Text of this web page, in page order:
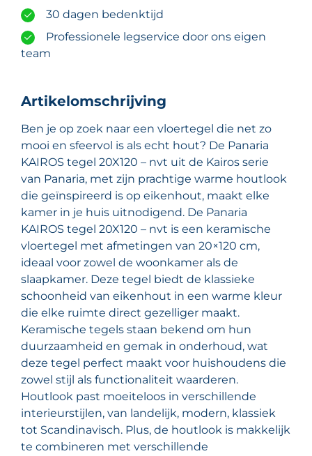
Artikelomschrijving
Ben je op zoek naar een vloertegel die net zo
mooi en sfeervol is als echt hout? De Panaria
KAIROS tegel 20X120 – nvt uit de Kairos serie
van Panaria, met zijn prachtige warme houtlook
die geïnspireerd is op eikenhout, maakt elke
kamer in je huis uitnodigend. De Panaria
KAIROS tegel 20X120 – nvt is een keramische
vloertegel met afmetingen van 20×120 cm,
ideaal voor zowel de woonkamer als de
slaapkamer. Deze tegel biedt de klassieke
schoonheid van eikenhout in een warme kleur
die elke ruimte direct gezelliger maakt.
Keramische tegels staan bekend om hun
duurzaamheid en gemak in onderhoud, wat
deze tegel perfect maakt voor huishoudens die
zowel stijl als functionaliteit waarderen.
Houtlook past moeiteloos in verschillende
interieurstijlen, van landelijk, modern, klassiek
tot Scandinavisch. Plus, de houtlook is makkelijk
te combineren met verschillende
30 dagen bedenktijd
Professionele legservice door ons eigen
team